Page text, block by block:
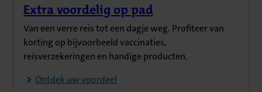
Extra voordelig op pad
(Opent in nieuw tabblad)
Van een verre reis tot een dagje weg. Profiteer van
korting op bijvoorbeeld vaccinaties,
reisverzekeringen en handige producten.
Ontdek uw voordeel